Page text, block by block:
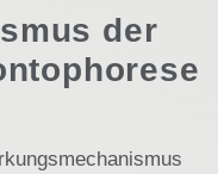
der